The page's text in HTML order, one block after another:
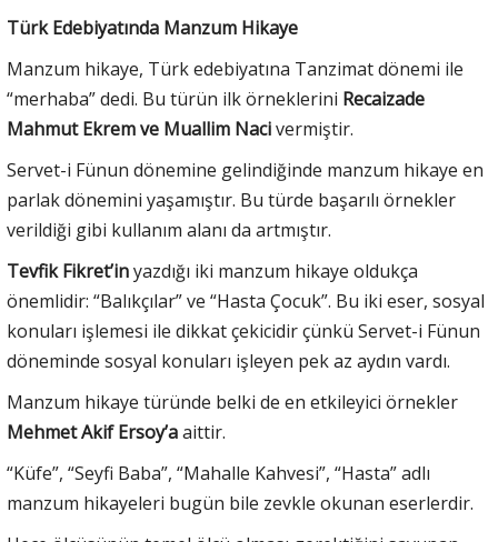
Türk Edebiyatında Manzum Hikaye
Manzum hikaye, Türk edebiyatına Tanzimat dönemi ile
“merhaba” dedi. Bu türün ilk örneklerini Recaizade
Mahmut Ekrem ve Muallim Nacivermiştir.
Servet-i Fünun dönemine gelindiğinde manzum hikaye en
parlak dönemini yaşamıştır. Bu türde başarılı örnekler
verildiği gibi kullanım alanı da artmıştır.
Tevfik Fikret’inyazdığı iki manzum hikaye oldukça
önemlidir: “Balıkçılar” ve “Hasta Çocuk”. Bu iki eser, sosyal
konuları işlemesi ile dikkat çekicidir çünkü Servet-i Fünun
döneminde sosyal konuları işleyen pek az aydın vardı.
Manzum hikaye türünde belki de en etkileyici örnekler
Mehmet Akif Ersoy’aaittir.
“Küfe”, “Seyfi Baba”, “Mahalle Kahvesi”, “Hasta” adlı
manzum hikayeleri bugün bile zevkle okunan eserlerdir.